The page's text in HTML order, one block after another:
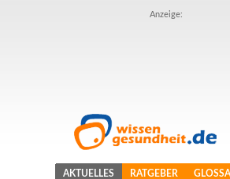
Anzeige:
AKTUELLES RATGEBER